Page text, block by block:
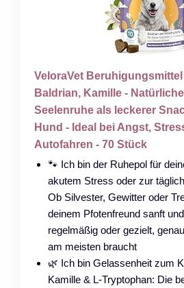
VeloraVet
Baldrian, Kamille -
Seelenruhe als leckerer
Hund - Ideal bei Angst,
Autofahren - 70 Stück
🐾 Ich bin der Ruhepol für
akutem Stress oder zur
Ob Silvester, Gewitter oder
deinem Pfotenfreund sanft
regelmäßig oder gezielt,
am meisten braucht
🌿 Ich bin Gelassenheit zum
Kamille & L-Tryptophan: Die